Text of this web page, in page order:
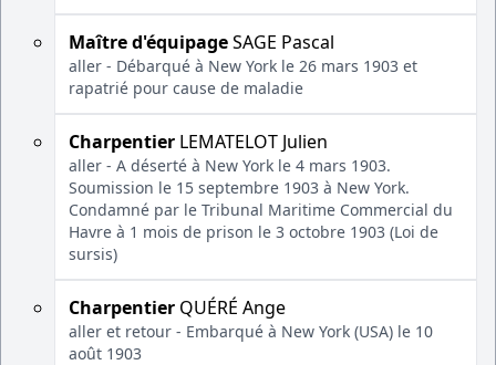
Maître d'équipageSAGE Pascal
aller - Débarqué à New York le 26 mars 1903 et
rapatrié pour cause de maladie
Charpentier LEMATELOT Julien
aller - A déserté à New York le 4 mars 1903.
Soumission le 15 septembre 1903 à New York.
Condamné par le Tribunal Maritime Commercial du
Havre à 1 mois de prison le 3 octobre 1903 (Loi de
sursis)
Charpentier QUÉRÉ Ange
aller et retour - Embarqué à New York (USA) le 10
août 1903